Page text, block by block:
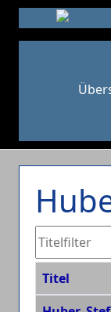
Titelfilter
Beiträge
Titel